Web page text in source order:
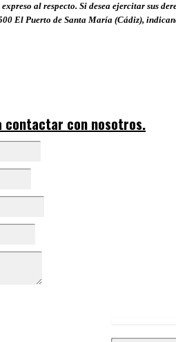
al respecto. Si desea ejercitar sus
El Puerto de Santa María (Cádiz),
contactar con nosotros.